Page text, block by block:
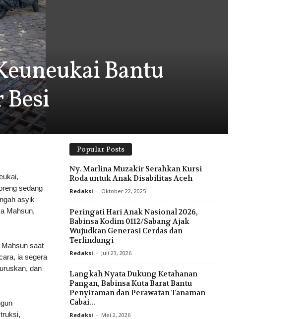
Bantu
sedang
asyik
Mahsun,
saat
ia segera
dan
Popular Posts
Ny. Marlina Muzakir Serahkan Kursi
Roda untuk Anak Disabilitas Aceh
Redaksi - Oktober 22, 2025
Peringati Hari Anak Nasional 2026,
Babinsa Kodim 0112/Sabang Ajak
Wujudkan Generasi Cerdas dan
Terlindungi
Redaksi - Juli 23, 2026
Langkah Nyata Dukung Ketahanan
Pangan, Babinsa Kuta Barat Bantu
Penyiraman dan Perawatan Tanaman
Cabai...
Redaksi - Mei 2, 2026